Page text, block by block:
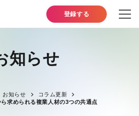
登録する
知らせ
お知らせ
コラム更新
ら求められる複業人材の3つの共通点